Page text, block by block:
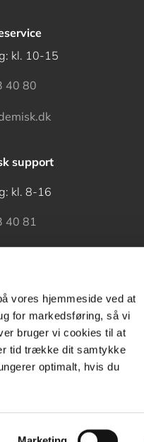
vores hjemmeside ved at
for markedsføring, så vi
bruger vi cookies til at
tid trække dit samtykke
optimalt, hvis du
kl. 10-15
40 80
support
kl. 8-16
40 81
00 00